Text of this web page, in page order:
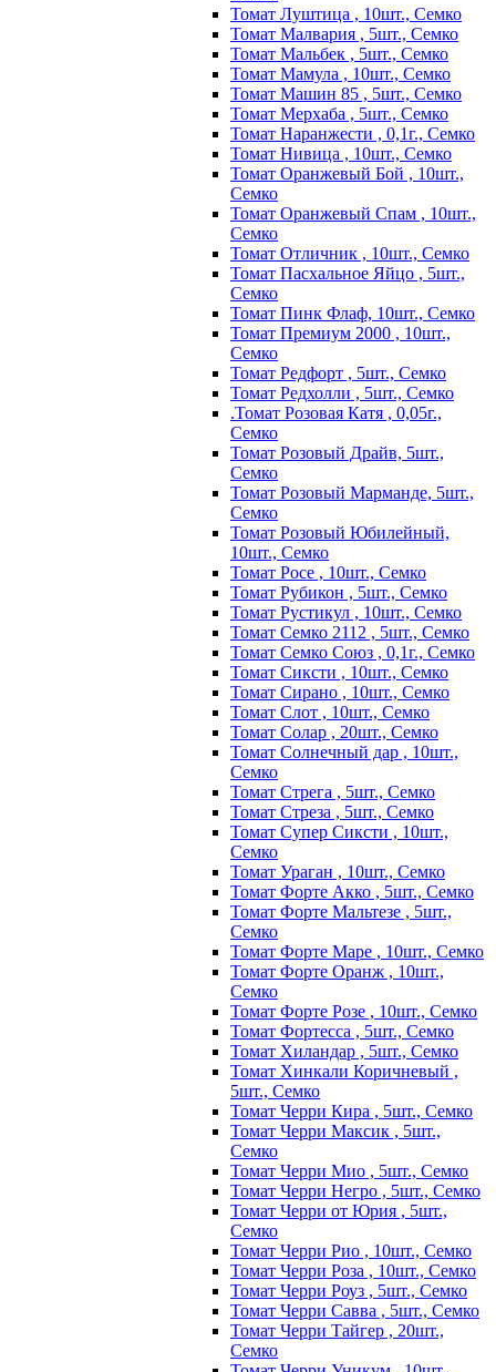
Томат Луштица , 10шт., Семко
Томат Малвария , 5шт., Семко
Томат Мальбек , 5шт., Семко
Томат Мамула , 10шт., Семко
Томат Машин 85 , 5шт., Семко
Томат Мерхаба , 5шт., Семко
Томат Наранжести , 0,1г., Семко
Томат Нивица , 10шт., Семко
Томат Оранжевый Бой , 10шт.,
Семко
Томат Оранжевый Спам , 10шт.,
Семко
Томат Отличник , 10шт., Семко
Томат Пасхальное Яйцо , 5шт.,
Семко
Томат Пинк Флаф, 10шт., Семко
Томат Премиум 2000 , 10шт.,
Семко
Томат Редфорт , 5шт., Семко
Томат Редхолли , 5шт., Семко
.Томат Розовая Катя , 0,05г.,
Семко
Томат Розовый Драйв, 5шт.,
Семко
Томат Розовый Марманде, 5шт.,
Семко
Томат Розовый Юбилейный,
10шт., Семко
Томат Росе , 10шт., Семко
Томат Рубикон , 5шт., Семко
Томат Рустикул , 10шт., Семко
Томат Семко 2112 , 5шт., Семко
Томат Семко Союз , 0,1г., Семко
Томат Сиксти , 10шт., Семко
Томат Сирано , 10шт., Семко
Томат Слот , 10шт., Семко
Томат Солар , 20шт., Семко
Томат Солнечный дар , 10шт.,
Семко
Томат Стрега , 5шт., Семко
Томат Стреза , 5шт., Семко
Томат Супер Сиксти , 10шт.,
Семко
Томат Ураган , 10шт., Семко
Томат Форте Акко , 5шт., Семко
Томат Форте Мальтезе , 5шт.,
Семко
Томат Форте Маре , 10шт., Семко
Томат Форте Оранж , 10шт.,
Семко
Томат Форте Розе , 10шт., Семко
Томат Фортесса , 5шт., Семко
Томат Хиландар , 5шт., Семко
Томат Хинкали Коричневый ,
5шт., Семко
Томат Черри Кира , 5шт., Семко
Томат Черри Максик , 5шт.,
Семко
Томат Черри Мио , 5шт., Семко
Томат Черри Негро , 5шт., Семко
Томат Черри от Юрия , 5шт.,
Семко
Томат Черри Рио , 10шт., Семко
Томат Черри Роза , 10шт., Семко
Томат Черри Роуз , 5шт., Семко
Томат Черри Савва , 5шт., Семко
Томат Черри Тайгер , 20шт.,
Семко